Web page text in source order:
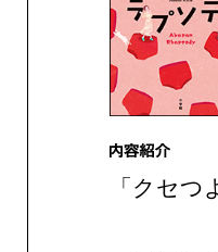
「クセ